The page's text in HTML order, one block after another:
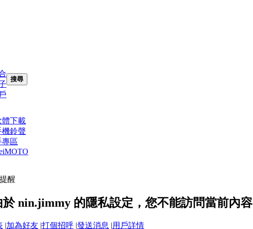
搜尋
體下載
機鈴聲
專區
MOTO
醒
nin.jimmy 的隱私設定，您不能訪問當前內容
|加為好友 |打個招呼 |發送消息 |用戶詳情